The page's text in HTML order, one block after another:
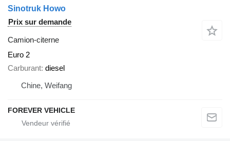
Sinotruk Howo
Prix sur demande
Camion-citerne
Euro 2
Carburant diesel
Chine, Weifang
FOREVER VEHICLE